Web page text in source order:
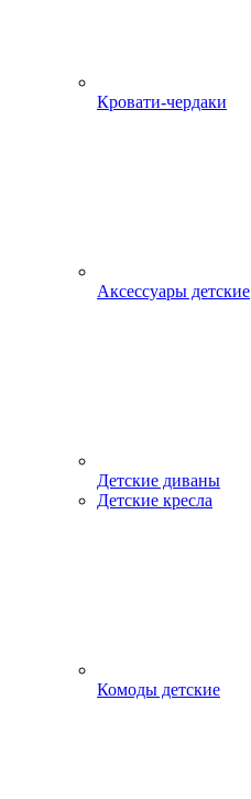
Кровати-чердаки
Аксессуары детские
Детские диваны
Детские кресла
Комоды детские